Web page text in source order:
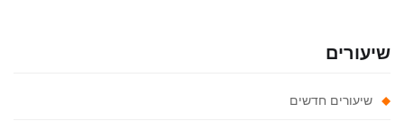
שיעורים חדשים